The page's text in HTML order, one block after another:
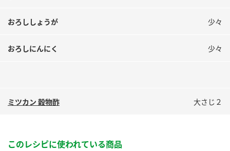
おろししょうが 少々
おろしにんにく 少々
ミツカン 穀物酢 大さじ２
このレシピに使われている商品